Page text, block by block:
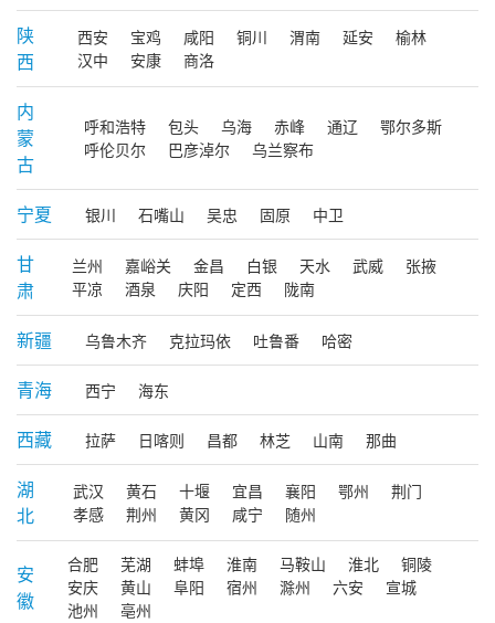
陕
西
西安 宝鸡 咸阳 铜川 渭南 延安
榆林
汉中
安康 商洛
内
蒙
古
呼和浩特 包头 乌海 赤峰 通辽
鄂尔多斯
呼伦贝尔
巴彦淖尔 乌兰察布
宁夏 银川 石嘴山 吴忠 固原 中卫
甘
肃
兰州 嘉峪关 金昌 白银 天水 武威
张掖
平凉
酒泉 庆阳 定西 陇南
新疆 乌鲁木齐 克拉玛依 吐鲁番 哈密
青海 西宁 海东
西藏 拉萨 日喀则 昌都 林芝 山南 那曲
湖
北
武汉 黄石 十堰 宜昌 襄阳 鄂州
荆门
孝感
荆州 黄冈 咸宁 随州
安
徽
合肥 芜湖 蚌埠 淮南 马鞍山 淮北
铜陵
安庆
黄山 阜阳 宿州 滁州 六安
宣城
池州
亳州